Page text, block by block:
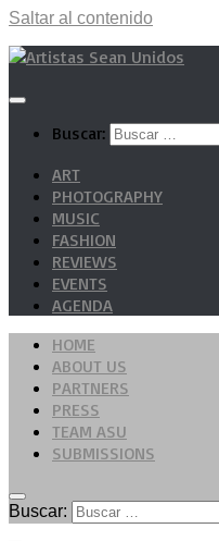
Saltar al contenido
Buscar:
ART
PHOTOGRAPHY
MUSIC
FASHION
REVIEWS
EVENTS
AGENDA
HOME
ABOUT US
PARTNERS
PRESS
TEAM ASU
SUBMISSIONS
Buscar: